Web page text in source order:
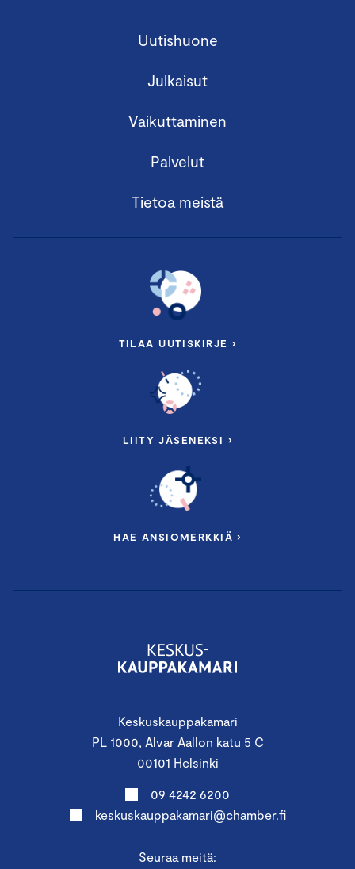
Keskuskauppakamari
PL 1000, Alvar Aallon katu 5 C
00101 Helsinki
09 4242 6200
keskuskauppakamari@chamber.fi
Seuraa meitä:
Uutishuone
Julkaisut
Vaikuttaminen
Palvelut
Tietoa meistä
TILAA UUTISKIRJE ›
LIITY JÄSENEKSI ›
HAE ANSIOMERKKIÄ ›